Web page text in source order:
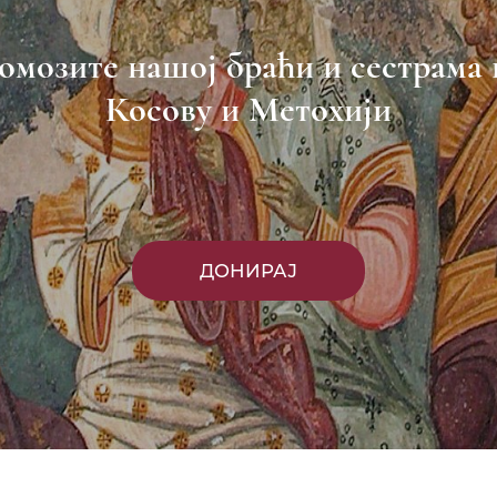
нашој браћи и сестрама
Косову и Метохији
ДОНИРАЈ